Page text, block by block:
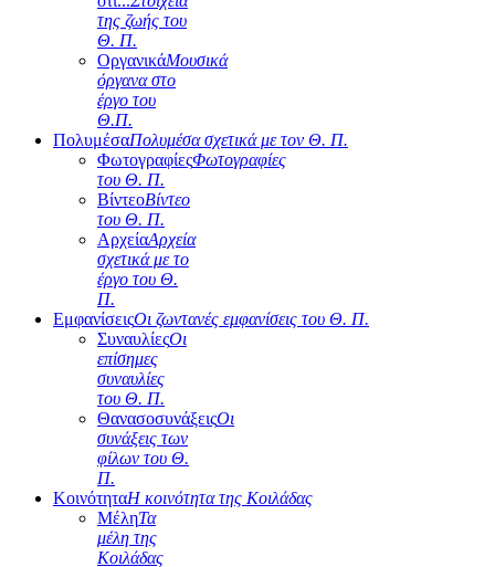
της ζωής του
Θ. Π.
ΟργανικάΜουσικά
όργανα στο
έργο του
Θ.Π.
ΠολυμέσαΠολυμέσα σχετικά με τον Θ. Π.
ΦωτογραφίεςΦωτογραφίες
του Θ. Π.
ΒίντεοΒίντεο
του Θ. Π.
ΑρχείαΑρχεία
σχετικά με το
έργο του Θ.
Π.
ΕμφανίσειςΟι ζωντανές εμφανίσεις του Θ. Π.
ΣυναυλίεςΟι
επίσημες
συναυλίες
του Θ. Π.
ΘανασοσυνάξειςΟι
συνάξεις των
φίλων του Θ.
Π.
ΚοινότηταΗ κοινότητα της Κοιλάδας
ΜέληΤα
μέλη της
Κοιλάδας